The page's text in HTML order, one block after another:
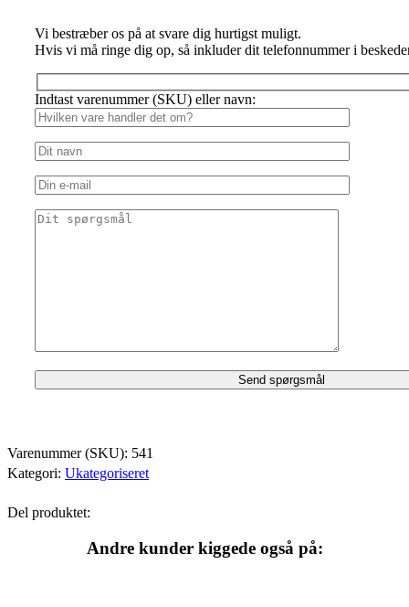
Vi bestræber os på at svare dig hurtigst muligt.
Hvis vi må ringe dig op, så inkluder dit telefonnummer i
Indtast varenummer (SKU) eller navn:
Varenummer (SKU): 541
Kategori: Ukategoriseret
Del produktet:
Andre kunder kiggede også på: